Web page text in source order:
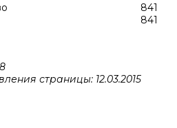
841
841
страницы: 12.03.2015